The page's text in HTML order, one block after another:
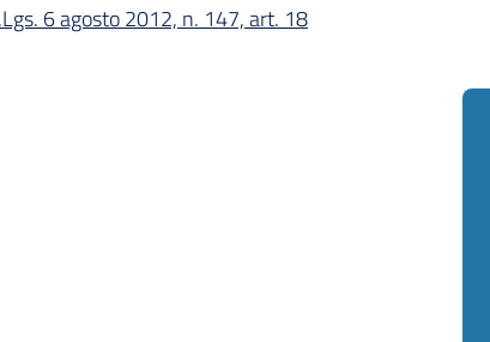
6 agosto 2012, n. 147, art. 18